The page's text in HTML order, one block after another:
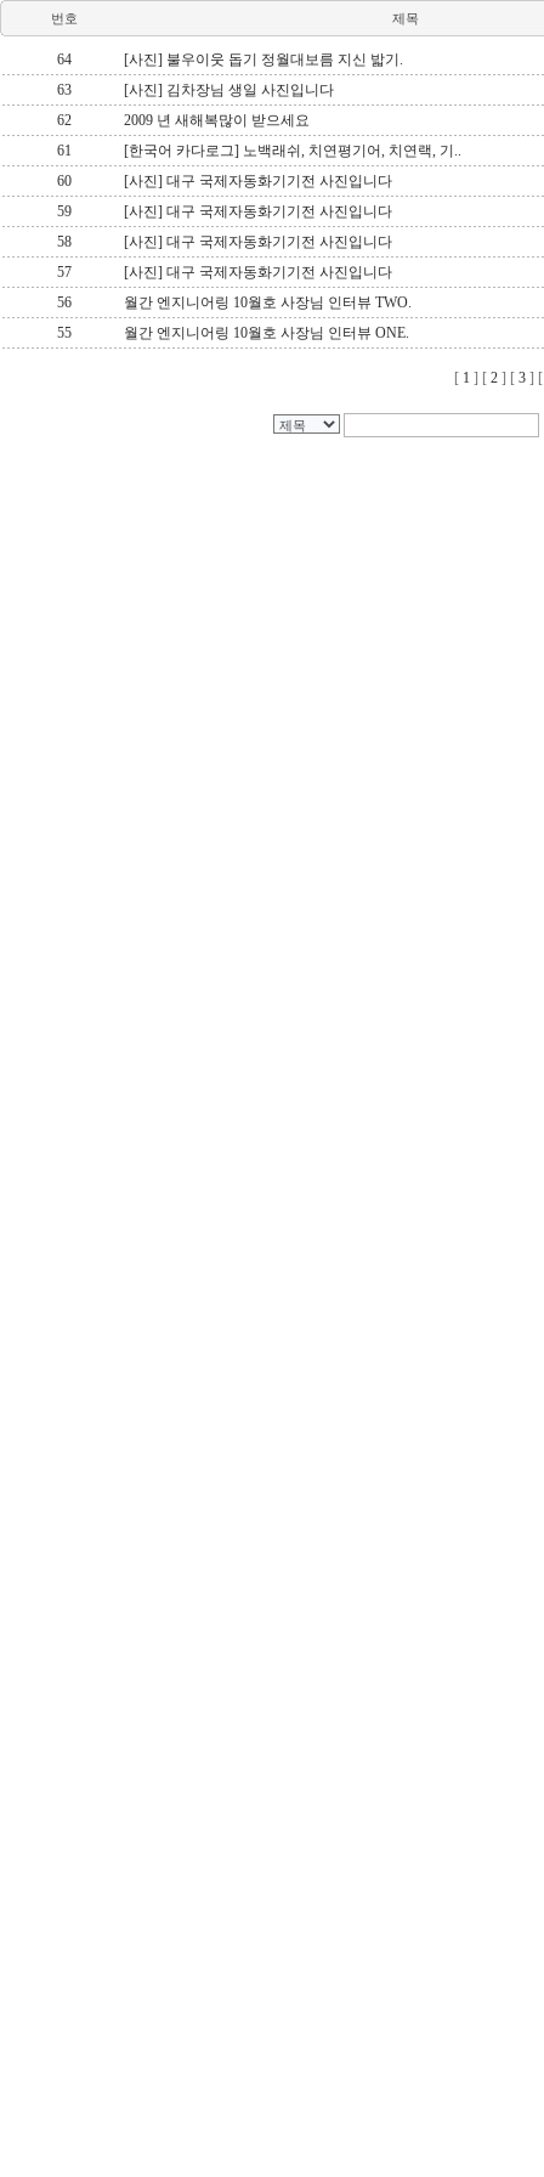
번호 제목
64
[사진] 불우이웃 돕기 정월대보름 지신 밟기.
63
[사진] 김차장님 생일 사진입니다
62
2009 년 새해복많이 받으세요
61
[한국어 카다로그] 노백래쉬, 치연평기어, 치연랙, 기..
60
[사진] 대구 국제자동화기기전 사진입니다
59
[사진] 대구 국제자동화기기전 사진입니다
58
[사진] 대구 국제자동화기기전 사진입니다
57
[사진] 대구 국제자동화기기전 사진입니다
56
월간 엔지니어링 10월호 사장님 인터뷰 TWO.
55
월간 엔지니어링 10월호 사장님 인터뷰 ONE.
[ 1 ] [ 2] [ 3]